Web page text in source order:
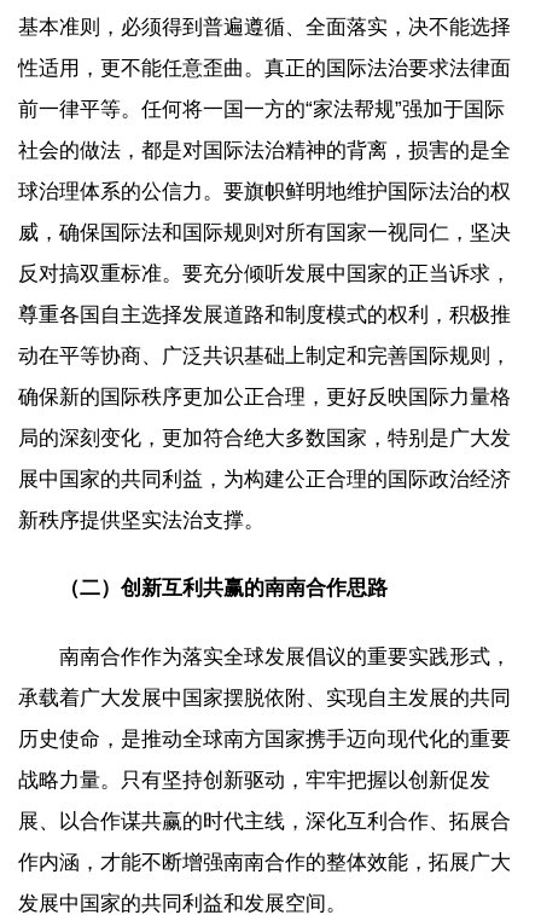
基本准则，必须得到普遍遵循、全面落实，决不能选择
性适用，更不能任意歪曲。真正的国际法治要求法律面
前一律平等。任何将一国一方的“家法帮规”强加于国际
社会的做法，都是对国际法治精神的背离，损害的是全
球治理体系的公信力。要旗帜鲜明地维护国际法治的权
威，确保国际法和国际规则对所有国家一视同仁，坚决
反对搞双重标准。要充分倾听发展中国家的正当诉求，
尊重各国自主选择发展道路和制度模式的权利，积极推
动在平等协商、广泛共识基础上制定和完善国际规则，
确保新的国际秩序更加公正合理，更好反映国际力量格
局的深刻变化，更加符合绝大多数国家，特别是广大发
展中国家的共同利益，为构建公正合理的国际政治经济
新秩序提供坚实法治支撑。
（二）创新互利共赢的南南合作思路
南南合作作为落实全球发展倡议的重要实践形式，
承载着广大发展中国家摆脱依附、实现自主发展的共同
历史使命，是推动全球南方国家携手迈向现代化的重要
战略力量。只有坚持创新驱动，牢牢把握以创新促发
展、以合作谋共赢的时代主线，深化互利合作、拓展合
作内涵，才能不断增强南南合作的整体效能，拓展广大
发展中国家的共同利益和发展空间。